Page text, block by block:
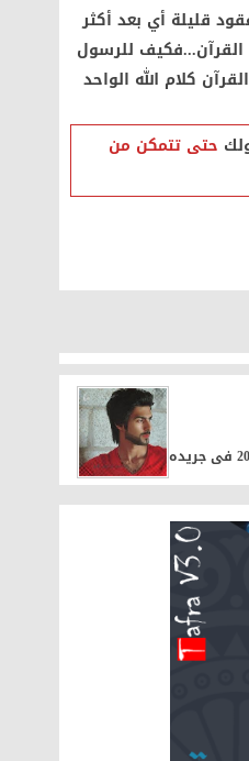
قليلة أي بعد أكثر
القرآن...فكيف للرسول
كلام الله الواحد
حتى تتمكن من